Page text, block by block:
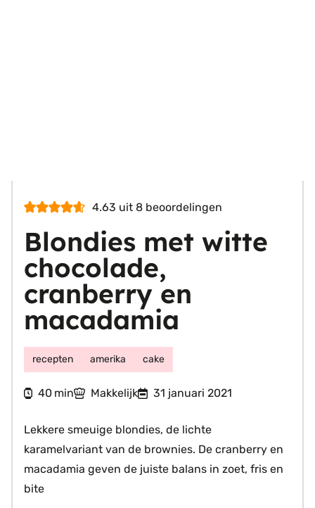
4.63 uit 8 beoordelingen
Blondies met witte
chocolade,
cranberry en
macadamia
recepten amerika cake
40minuten
min Makkelijk 31 januari 2021
Lekkere smeuige blondies, de lichte
karamelvariant van de brownies. De cranberry en
macadamia geven de juiste balans in zoet, fris en
bite